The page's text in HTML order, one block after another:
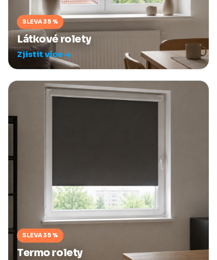
SLEVA 35 %
Látkové rolety
Zjistit více
SLEVA 35 %
Termo rolety